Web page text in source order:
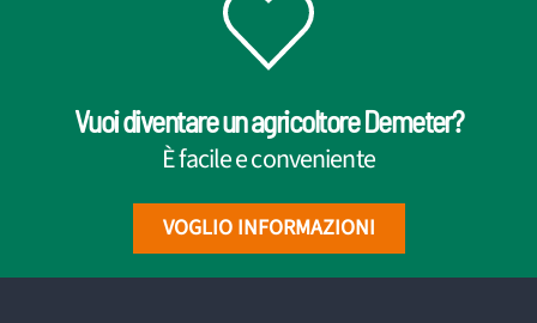
Vuoi diventare un agricoltore Demeter?
È facile e conveniente
VOGLIO INFORMAZIONI